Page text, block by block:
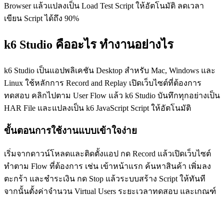
Browser แล้วแปลงเป็น Load Test Script ให้อัตโนมัติ ลดเวลา
เขียน Script ได้ถึง 90%
k6 Studio คืออะไร ทำงานอย่างไร
k6 Studio เป็นแอปพลิเคชัน Desktop สำหรับ Mac, Windows และ
Linux ใช้หลักการ Record and Replay เปิดเว็บไซต์ที่ต้องการ
ทดสอบ คลิกไปตาม User Flow แล้ว k6 Studio บันทึกทุกอย่างเป็น
HAR File และแปลงเป็น k6 JavaScript Script ให้อัตโนมัติ
ขั้นตอนการใช้งานแบบเข้าใจง่าย
เริ่มจากดาวน์โหลดและติดตั้งแอป กด Record แล้วเปิดเว็บไซต์
ทำตาม Flow ที่ต้องการ เช่น เข้าหน้าแรก ค้นหาสินค้า เพิ่มลง
ตะกร้า และชำระเงิน กด Stop แล้วระบบสร้าง Script ให้ทันที
จากนั้นตั้งค่าจำนวน Virtual Users ระยะเวลาทดสอบ และเกณฑ์